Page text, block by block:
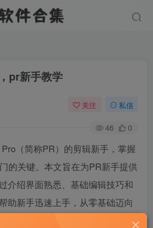
pr新手教学
关注 私信
46 0
（简称PR）的剪辑新手，掌握
的关键。本文旨在为PR新手提供
介绍界面熟悉、基础编辑技巧和
助新手迅速上手，从零基础迈向
入浅出地解析这些技巧，确保每